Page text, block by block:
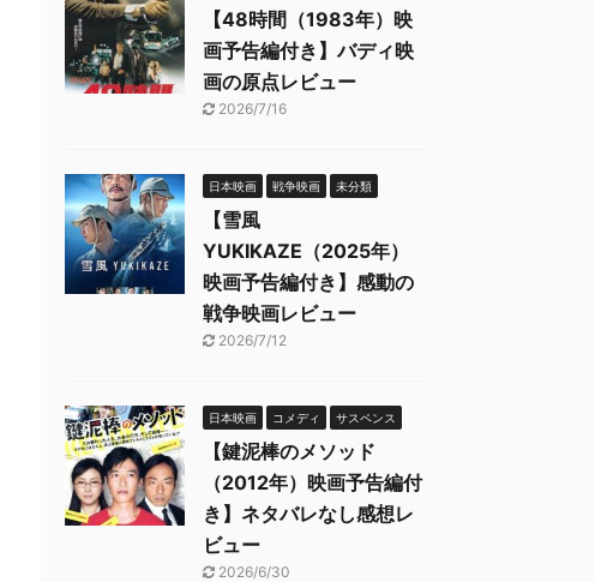
【48時間（1983年）映
画予告編付き】バディ映
画の原点レビュー
2026/7/16
日本映画 戦争映画 未分類
【雪風
YUKIKAZE（2025年）
映画予告編付き】感動の
戦争映画レビュー
2026/7/12
日本映画 コメディ サスペンス
【鍵泥棒のメソッド
（2012年）映画予告編付
き】ネタバレなし感想レ
ビュー
2026/6/30